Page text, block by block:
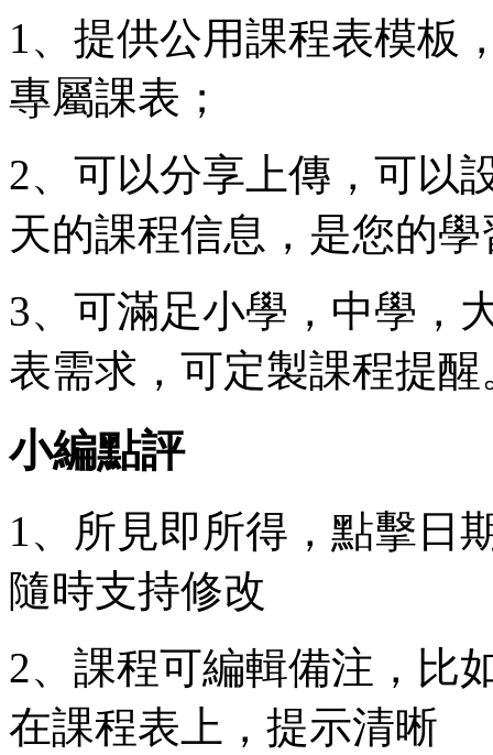
1、提供公用課程表模板
專屬課表；
2、可以分享上傳，可以
天的課程信息，是您的
3、可滿足小學，中學，
表需求，可定製課程提醒
小編點評
1、所見即所得，點擊日
隨時支持修改
2、課程可編輯備注，比
在課程表上，提示清晰